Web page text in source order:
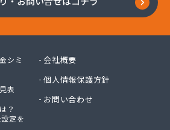
シミ
表
？
定を
会社概要
個人情報保護方針
お問い合わせ